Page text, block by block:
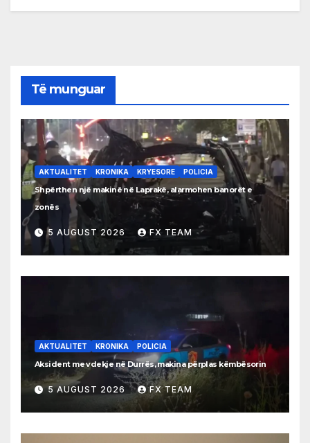
Të munguar
AKTUALITET KRONIKA KRYESORE POLICIA
Shpërthen një makinë në Laprakë, alarmohen banorët e
zonës
5 AUGUST 2026 FX TEAM
AKTUALITET KRONIKA POLICIA
Aksident me vdekje në Durrës, makina përplas këmbësorin
5 AUGUST 2026 FX TEAM